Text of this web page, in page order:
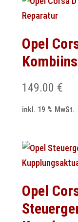
Opel
149.00 €
inkl. 19 % MwSt.
Opel